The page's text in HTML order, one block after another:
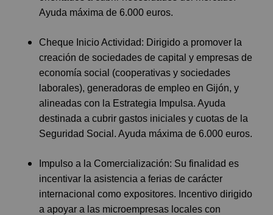
Ayuda máxima de 6.000 euros.
Cheque Inicio Actividad: Dirigido a promover la
creación de sociedades de capital y empresas de
economía social (cooperativas y sociedades
laborales), generadoras de empleo en Gijón, y
alineadas con la Estrategia Impulsa. Ayuda
destinada a cubrir gastos iniciales y cuotas de la
Seguridad Social. Ayuda máxima de 6.000 euros.
Impulso a la Comercialización: Su finalidad es
incentivar la asistencia a ferias de carácter
internacional como expositores. Incentivo dirigido
a apoyar a las microempresas locales con